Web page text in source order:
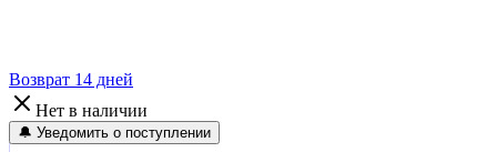
Возврат 14 дней
Нет в наличии
🔔 Уведомить о поступлении